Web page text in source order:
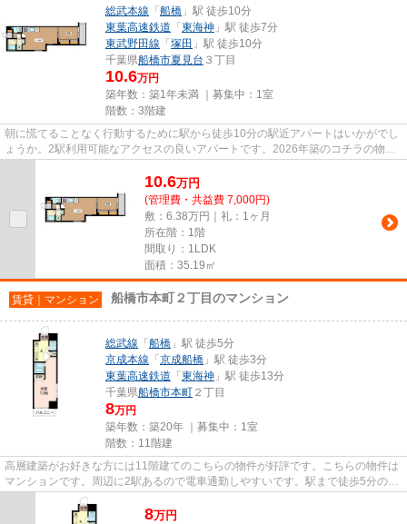
総武本線 「 船橋 」駅 徒歩10分
東葉高速鉄道 「 東海神 」駅 徒歩7分
東武野田線 「 塚田 」駅 徒歩10分
千葉県船橋市夏見台 ３丁目
10.6万円
築年数：築1年未満 ｜募集中： 1室
階数：3階建
朝に慌てることなく行動するために駅から徒歩10分の駅近アパートはいかがでし
ょうか。2駅利用可能なアクセスの良いアパートです。2026年築のコチラの物件
10.6万円
(管理費・共益費 7,000円)
敷：6.38万円｜礼：1ヶ月
所在階：1階
間取り：1LDK
面積：35.19㎡
賃貸｜マンション 船橋市本町２丁目のマンション
総武線 「 船橋 」駅 徒歩5分
京成本線 「 京成船橋 」駅 徒歩3分
東葉高速鉄道 「 東海神 」駅 徒歩13分
千葉県船橋市本町 ２丁目
8万円
築年数：築20年 ｜募集中： 1室
階数：11階建
高層建築がお好きな方には11階建てのこちらの物件が好評です。こちらの物件は
マンションです。周辺に2駅あるので電車通勤しやすいです。駅まで徒歩5分の位
置に立地する、アクセス良好...
8万円